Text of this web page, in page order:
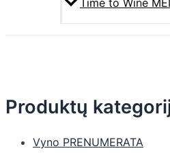
Time to Wine
Produktų
Vyno PRENUMERATA